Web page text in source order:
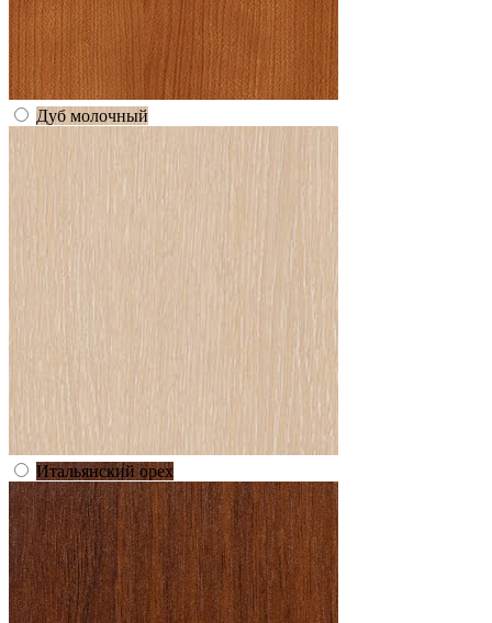
Дуб молочный
Итальянский орех